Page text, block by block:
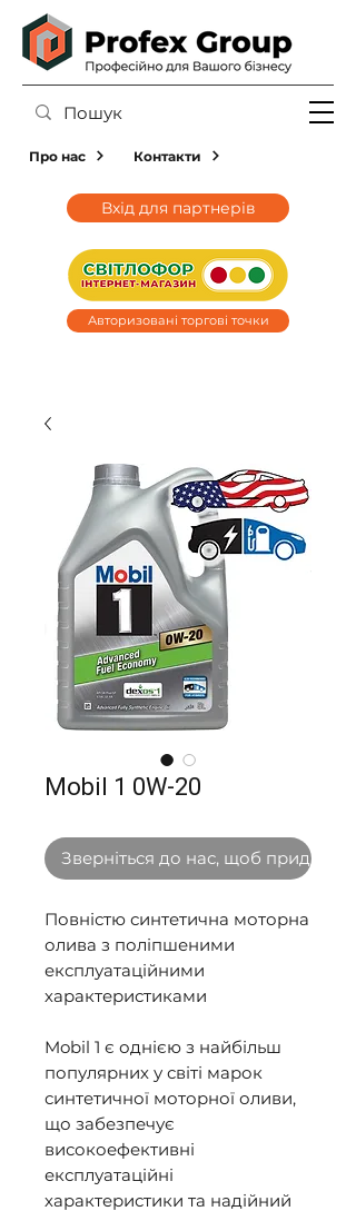
Про нас Контакти
Вхід для партнерів
Авторизовані торгові точки
Mobil 1 0W-20
Зверніться до нас, щоб придбати
Повністю синтетична моторна
олива з поліпшеними
експлуатаційними
характеристиками
Mobil 1 є однією з найбільш
популярних у світі марок
синтетичної моторної оливи,
що забезпечує
високоефективні
експлуатаційні
характеристики та надійний